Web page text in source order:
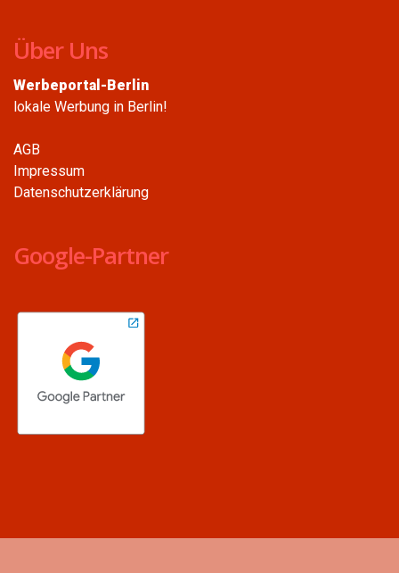
Über Uns
Werbeportal-Berlin
lokale Werbung in Berlin!
AGB
Impressum
Datenschutzerklärung
Google-Partner